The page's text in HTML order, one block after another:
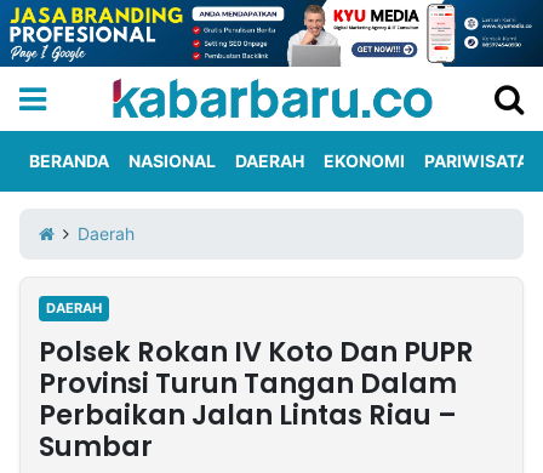
Iklan
Berita
Kami
Nasional
International
Olahraga
Entertainment
Daerah
Pariwisata
Kuliner
Kolom
Network
BERANDA NASIONAL DAERAH EKONOMI PARIWISATA
Daerah
DAERAH
Polsek Rokan IV Koto Dan PUPR
Provinsi Turun Tangan Dalam
Perbaikan Jalan Lintas Riau –
Sumbar